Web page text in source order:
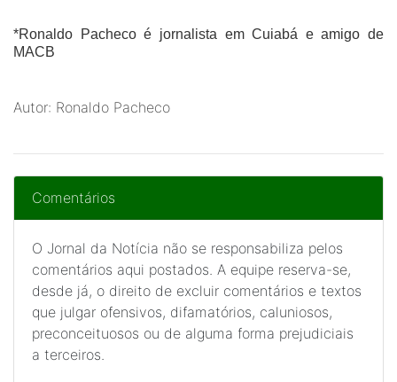
*Ronaldo Pacheco é jornalista em Cuiabá e amigo de
MACB
Autor: Ronaldo Pacheco
Comentários
O Jornal da Notícia não se responsabiliza pelos
comentários aqui postados. A equipe reserva-se,
desde já, o direito de excluir comentários e textos
que julgar ofensivos, difamatórios, caluniosos,
preconceituosos ou de alguma forma prejudiciais
a terceiros.